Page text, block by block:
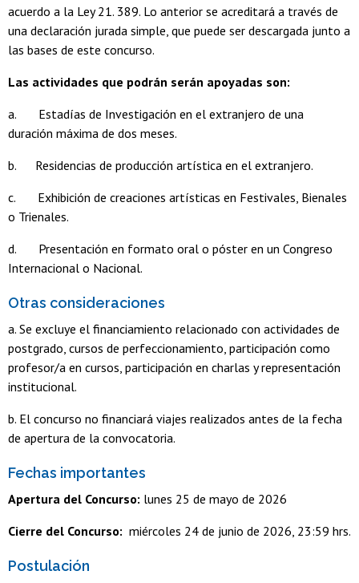
acuerdo a la Ley 21. 389. Lo anterior se acreditará a través de
una declaración jurada simple, que puede ser descargada junto a
las bases de este concurso.
Las actividades que podrán serán apoyadas son:
a. Estadías de Investigación en el extranjero de una
duración máxima de dos meses.
b. Residencias de producción artística en el extranjero.
c. Exhibición de creaciones artísticas en Festivales, Bienales
o Trienales.
d. Presentación en formato oral o póster en un Congreso
Internacional o Nacional.
Otras consideraciones
a. Se excluye el financiamiento relacionado con actividades de
postgrado, cursos de perfeccionamiento, participación como
profesor/a en cursos, participación en charlas y representación
institucional.
b. El concurso no financiará viajes realizados antes de la fecha
de apertura de la convocatoria.
Fechas importantes
Apertura del Concurso: lunes 25 de mayo de 2026
Cierre del Concurso: miércoles 24 de junio de 2026, 23:59 hrs.
Postulación